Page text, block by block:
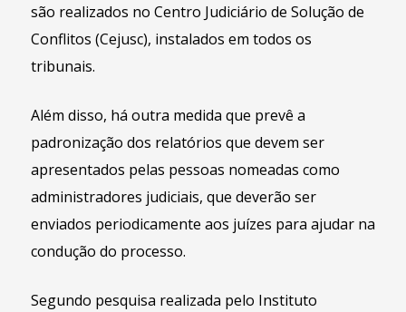
são realizados no Centro Judiciário de Solução de
Conflitos (Cejusc), instalados em todos os
tribunais.
Além disso, há outra medida que prevê a
padronização dos relatórios que devem ser
apresentados pelas pessoas nomeadas como
administradores judiciais, que deverão ser
enviados periodicamente aos juízes para ajudar na
condução do processo.
Segundo pesquisa realizada pelo Instituto